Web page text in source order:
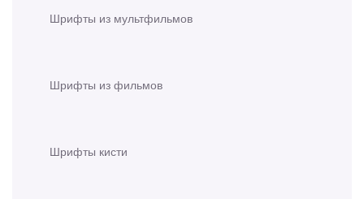
Шрифты из мультфильмов
Шрифты из фильмов
Шрифты кисти